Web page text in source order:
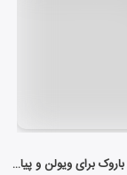
آثار کوچک باروک برای ویولن و پیانو